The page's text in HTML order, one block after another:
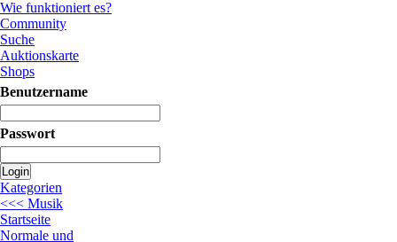
Wie funktioniert es?
Community
Suche
Auktionskarte
Shops
Benutzername
Passwort
Login
Kategorien
<<< Musik
Startseite
Normale und